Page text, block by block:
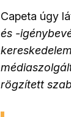
Capeta úgy
és -
rögzített